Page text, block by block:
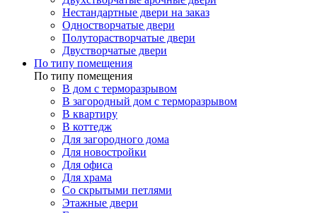
Нестандартные двери на заказ
Одностворчатые двери
Полуторастворчатые двери
Двустворчатые двери
По типу помещения
По типу помещения
В дом с терморазрывом
В загородный дом с терморазрывом
В квартиру
В коттедж
Для загородного дома
Для новостройки
Для офиса
Для храма
Со скрытыми петлями
Этажные двери